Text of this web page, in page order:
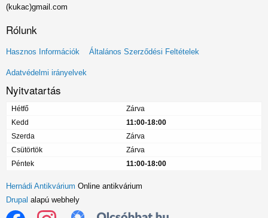
(kukac)gmail.com
Rólunk
Lábléc
menü
Hasznos Információk Általános Szerződési Feltételek
Adatvédelmi irányelvek
Nyitvatartás
Hétfő
Zárva
Kedd
11:00-18:00
Szerda
Zárva
Csütörtök
Zárva
Péntek
11:00-18:00
Hernádi Antikvárium Online antikvárium
Drupal alapú webhely